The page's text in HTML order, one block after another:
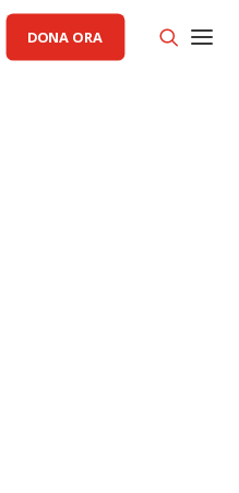
DONA ORA
LAGONI
PARENT